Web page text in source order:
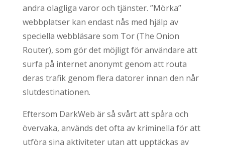
andra olagliga varor och tjänster. ”Mörka”
webbplatser kan endast nås med hjälp av
speciella webbläsare som Tor (The Onion
Router), som gör det möjligt för användare att
surfa på internet anonymt genom att routa
deras trafik genom flera datorer innan den når
slutdestinationen.
Eftersom DarkWeb är så svårt att spåra och
övervaka, används det ofta av kriminella för att
utföra sina aktiviteter utan att upptäckas av